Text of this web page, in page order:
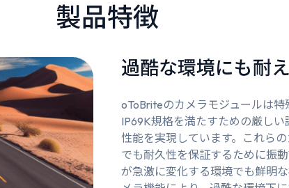
製品特徴
過酷な環境にも耐
oToBriteのカメラモジュールは
IP69K規格を満たすための厳し
性能を実現しています。これら
でも耐久性を保証するために振
が急激に変化する環境でも鮮明